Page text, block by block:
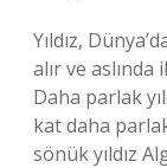
Yıldız,
alır ve aslında
Daha parlak
kat daha
sönük yıldız